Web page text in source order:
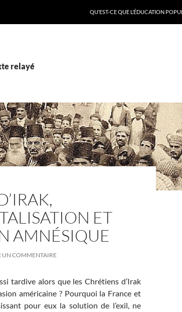
QU’EST-CE QUE L’ÉDUCATION
relayé
ET
AMNÉSIQUE
UN COMMENTAIRE
tardive alors que les Chrétiens d’Irak
américaine ? Pourquoi la France et
pour eux la solution de l’exil, ne